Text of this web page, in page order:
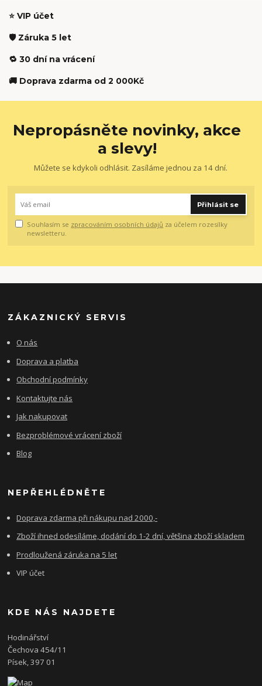
⭐ VIP účet
🛡️ Záruka 5 let
🔁 30 dní na vrácení
🚚 Doprava zdarma od 2 000Kč
Nepropásněte novinky, akce
a slevy!
Můžete se kdykoli odhlásit. Zasíláme jednou za 14 dní.
Přihlásit se
Souhlasím se zpracováním osobních údajů za účelem rozesílky
newsletteru.
ZÁKAZNICKÝ SERVIS
O nás
Doprava a platba
Obchodní podmínky
Kontaktujte nás
Jak nakupovat
Bezproblémové vrácení zboží
Blog
NEPŘEHLÉDNĚTE
Doprava zdarma při nákupu nad 2000,-
Zboží ihned odesíláme, dodání do 1-2 dní, většina zboží skladem
Prodloužená záruka na 5 let
VIP účet
KDE NÁS NAJDETE
Hodinářství
Čechova 454/11
Písek, 397 01